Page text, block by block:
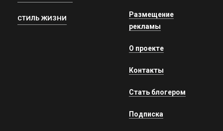
СТИЛЬ ЖИЗНИ
Размещение
рекламы
О проекте
Контакты
Стать блогером
Подписка